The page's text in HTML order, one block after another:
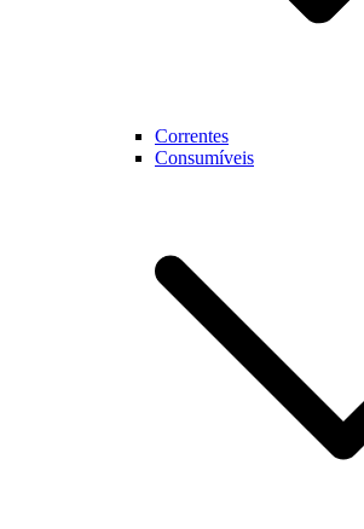
Correntes
Consumíveis